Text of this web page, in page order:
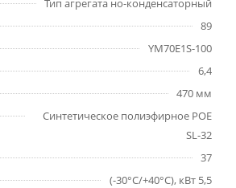
Тип агрегата но-конденсаторный
89
YM70E1S-100
6,4
470 мм
Cинтетическое полиэфирное POE
SL-32
37
(-30°C/+40°C), кВт 5,5